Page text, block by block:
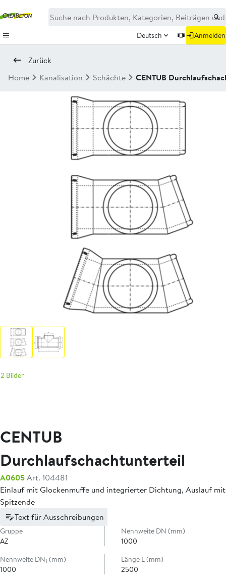
Deutsch Anmelden
Zurück
Home
Kanalisation Schächte CENTUB
2 Bilder
CENTUB
Durchlaufschachtunterteil
A0605Art. 104481
Einlauf mit Glockenmuffe und integrierter Dichtung, Auslauf mit
Spitzende
Text für Ausschreibungen
Gruppe
AZ
Nennweite DN (mm)
1000
Nennweite DN1 (mm)
1000
Länge L (mm)
2500